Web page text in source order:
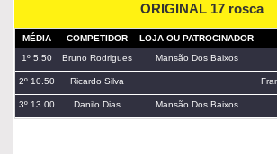
ORIGINAL 17 rosca
MÉDIA COMPETIDOR LOJA OU PATROCINADOR
1º 5.50
Bruno Rodrigues Mansão Dos Baixos
2º 10.50 Ricardo Silva
3º 13.00 Danilo Dias Mansão Dos Baixos